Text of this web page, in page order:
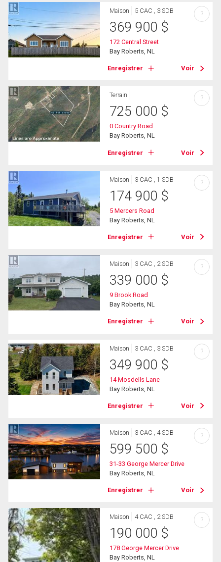
Maison 5 CAC , 3 SDB
369 900 $
172 Central Street
Bay Roberts, NL
Enregistrer Voir
?
Terrain
725 000 $
0 Country Road
Bay Roberts, NL
Enregistrer Voir
?
Maison 3 CAC , 1 SDB
174 900 $
5 Mercers Road
Bay Roberts, NL
Enregistrer Voir
?
Maison 3 CAC , 2 SDB
339 000 $
9 Brook Road
Bay Roberts, NL
Enregistrer Voir
?
Maison 3 CAC , 3 SDB
349 900 $
14 Mosdells Lane
Bay Roberts, NL
Enregistrer Voir
?
Maison 3 CAC , 4 SDB
599 500 $
31-33 George Mercer Drive
Bay Roberts, NL
Enregistrer Voir
?
Maison 4 CAC , 2 SDB
190 000 $
178 George Mercer Drive
Bay Roberts, NL
?